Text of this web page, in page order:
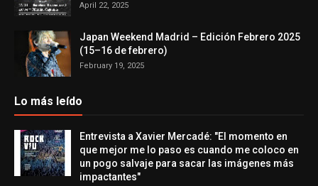
April 22, 2025
Japan Weekend Madrid – Edición Febrero 2025
(15–16 de febrero)
February 19, 2025
Lo más leído
Entrevista a Xavier Mercadé: "El momento en
que mejor me lo paso es cuando me coloco en
un pogo salvaje para sacar las imágenes más
impactantes"